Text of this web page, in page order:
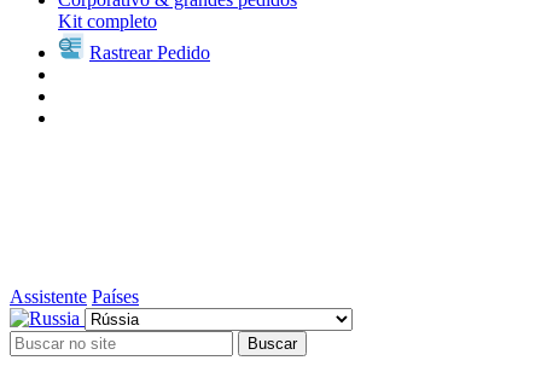
Kit completo
Rastrear Pedido
Assistente Países
Buscar